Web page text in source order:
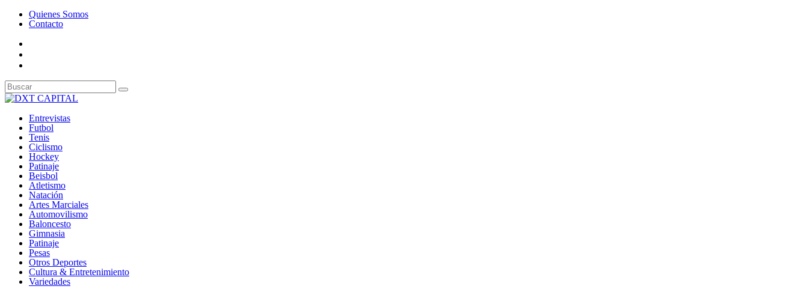
Quienes Somos
Contacto
Entrevistas
Futbol
Tenis
Ciclismo
Hockey
Patinaje
Beisbol
Atletismo
Natación
Artes Marciales
Automovilismo
Baloncesto
Gimnasia
Patinaje
Pesas
Otros Deportes
Cultura & Entretenimiento
Variedades